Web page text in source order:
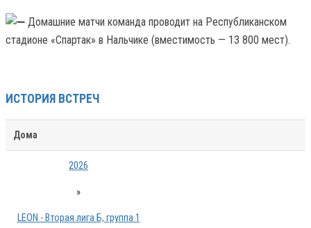
Домашние матчи команда проводит на Республиканском
стадионе «Спартак» в Нальчике (вместимость — 13 800 мест).
ИСТОРИЯ ВСТРЕЧ
Дома
2026
»
LEON - Вторая лига Б, группа 1